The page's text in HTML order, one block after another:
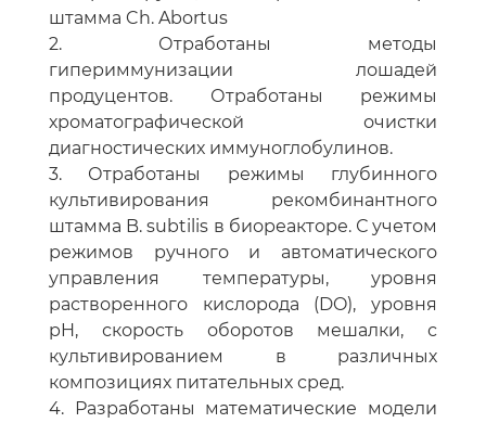
штамма Ch. Abortus
2. Отработаны методы
гипериммунизации лошадей
продуцентов. Отработаны режимы
хроматографической очистки
диагностических иммуноглобулинов.
3. Отработаны режимы глубинного
культивирования рекомбинантного
штамма B. subtilis в биореакторе. С учетом
режимов ручного и автоматического
управления температуры, уровня
растворенного кислорода (DO), уровня
pH, скорость оборотов мешалки, с
культивированием в различных
композициях питательных сред.
4. Разработаны математические модели